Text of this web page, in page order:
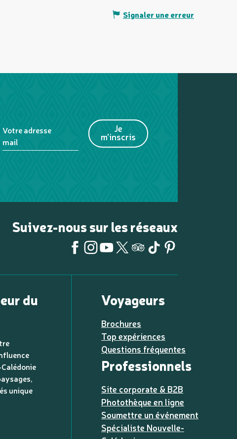
Signaler une erreur
Votre adresse
mail
Je
m'inscris
Suivez-nous sur les réseaux
du
unique
Voyageurs
Brochures
Top expériences
Questions fréquentes
Professionnels
Site corporate & B2B
Photothèque en ligne
Soumettre un événement
Spécialiste Nouvelle-